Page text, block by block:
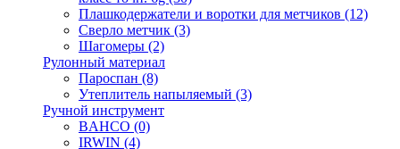
Плашкодержатели и воротки для метчиков (12)
Сверло метчик (3)
Шагомеры (2)
Рулонный материал
Пароспан (8)
Утеплитель напыляемый (3)
Ручной инструмент
BAHCO (0)
IRWIN (4)